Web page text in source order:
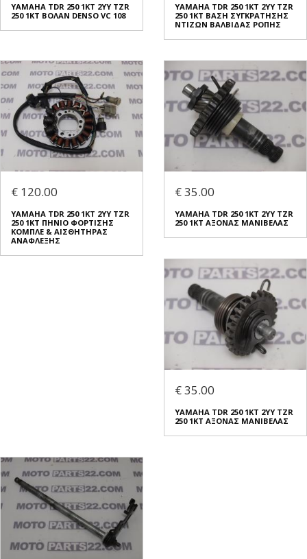
YAMAHA TDR 250 1KT 2YY TZR
250 1KT ΒΟΛΑΝ DENSO VC 108
YAMAHA TDR 250 1KT 2YY TZR
250 1KT ΒΑΣΗ ΣΥΓΚΡΑΤΗΣΗΣ
ΝΤΙΖΩΝ ΒΑΛΒΙΔΑΣ ΡΟΠΗΣ
€ 120.00
YAMAHA TDR 250 1KT 2YY TZR
250 1KT ΠΗΝΙΟ ΦΟΡΤΙΣΗΣ
ΚΟΜΠΛΕ & ΑΙΣΘΗΤΗΡΑΣ
ΑΝΑΦΛΕΞΗΣ
€ 35.00
YAMAHA TDR 250 1KT 2YY TZR
250 1KT ΑΞΟΝΑΣ ΜΑΝΙΒΕΛΑΣ
€ 35.00
YAMAHA TDR 250 1KT 2YY TZR
250 1KT ΑΞΟΝΑΣ ΜΑΝΙΒΕΛΑΣ